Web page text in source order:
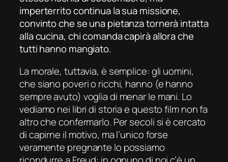
imperterrito continua la sua missione,
convinto che se una pietanza tornerà intatta
alla cucina, chi comanda capirà allora che
tutti hanno mangiato.
La morale, tuttavia, è semplice: gli uomini,
che siano poveri o ricchi, hanno (e hanno
sempre avuto) voglia di menar le mani. Lo
vediamo nei libri di storia e questo film non fa
altro che confermarlo. Per secoli si è cercato
di capirne il motivo, ma l’unico forse
veramente pregnante lo possiamo